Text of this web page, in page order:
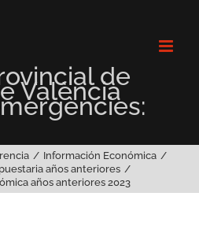
de
València
Información Económica
años anteriores
años anteriores 2023